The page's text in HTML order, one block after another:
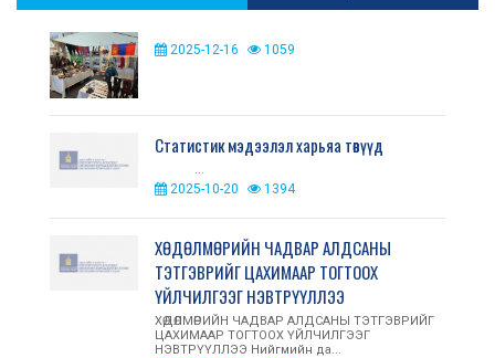
2025-12-16 1059
Статистик мэдээлэл харьяа төвүүд
...
2025-10-20 1394
ХӨДӨЛМӨРИЙН ЧАДВАР АЛДСАНЫ
ТЭТГЭВРИЙГ ЦАХИМААР ТОГТООХ
ҮЙЛЧИЛГЭЭГ НЭВТРҮҮЛЛЭЭ
ХӨДӨЛМӨРИЙН ЧАДВАР АЛДСАНЫ ТЭТГЭВРИЙГ
ЦАХИМААР ТОГТООХ ҮЙЛЧИЛГЭЭГ
НЭВТРҮҮЛЛЭЭ Нийгмийн да...